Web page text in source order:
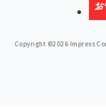
Copyright ©2026 Impress